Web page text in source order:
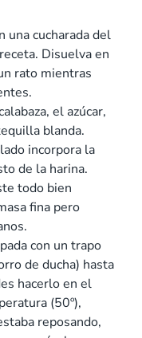
una cucharada del
Disuelva en
rato mientras
el azúcar,
blanda.
incorpora la
de la harina.
todo bien
fina pero
con un trapo
de ducha) hasta
hacerlo en el
(50º),
reposando,